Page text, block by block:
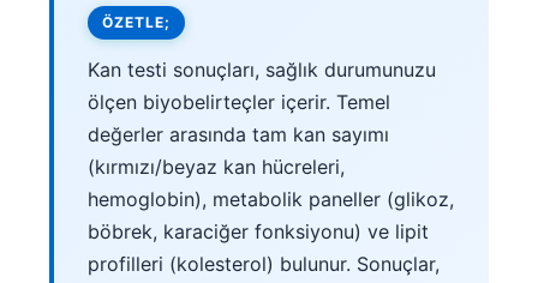
ÖZETLE;
Kan testi sonuçları, sağlık durumunuzu
ölçen biyobelirteçler içerir. Temel
değerler arasında tam kan sayımı
(kırmızı/beyaz kan hücreleri,
hemoglobin), metabolik paneller (glikoz,
böbrek, karaciğer fonksiyonu) ve lipit
profilleri (kolesterol) bulunur. Sonuçlar,